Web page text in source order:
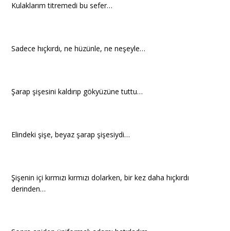
Kulaklarım titremedi bu sefer…
Sadece hıçkırdı, ne hüzünle, ne neşeyle…
Şarap şişesini kaldırıp gökyüzüne tuttu…
Elindeki şişe, beyaz şarap şişesiydi…
Şişenin içi kırmızı kırmızı dolarken, bir kez daha hıçkırdı
derinden…